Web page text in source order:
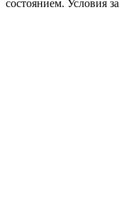
состоянием. Условия